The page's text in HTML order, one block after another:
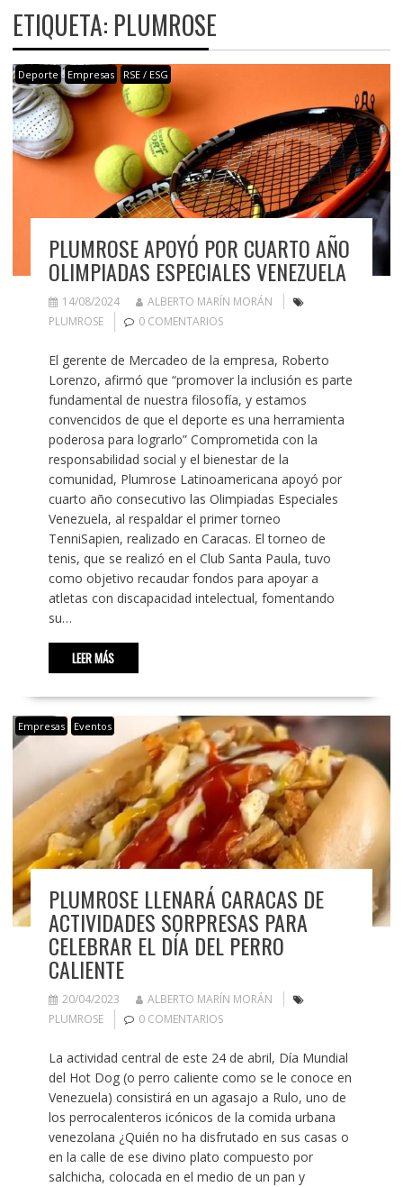
ETIQUETA: PLUMROSE
Deporte Empresas RSE / ESG
PLUMROSE APOYÓ POR CUARTO AÑO
OLIMPIADAS ESPECIALES VENEZUELA
14/08/2024
ALBERTO MARÍN MORÁN
PLUMROSE
0 COMENTARIOS
El gerente de Mercadeo de la empresa, Roberto
Lorenzo, afirmó que “promover la inclusión es parte
fundamental de nuestra filosofía, y estamos
convencidos de que el deporte es una herramienta
poderosa para lograrlo” Comprometida con la
responsabilidad social y el bienestar de la
comunidad, Plumrose Latinoamericana apoyó por
cuarto año consecutivo las Olimpiadas Especiales
Venezuela, al respaldar el primer torneo
TenniSapien, realizado en Caracas. El torneo de
tenis, que se realizó en el Club Santa Paula, tuvo
como objetivo recaudar fondos para apoyar a
atletas con discapacidad intelectual, fomentando
su…
LEER MÁS
Empresas Eventos
PLUMROSE LLENARÁ CARACAS DE
ACTIVIDADES SORPRESAS PARA
CELEBRAR EL DÍA DEL PERRO
CALIENTE
20/04/2023
ALBERTO MARÍN MORÁN
PLUMROSE
0 COMENTARIOS
La actividad central de este 24 de abril, Día Mundial
del Hot Dog (o perro caliente como se le conoce en
Venezuela) consistirá en un agasajo a Rulo, uno de
los perrocalenteros icónicos de la comida urbana
venezolana ¿Quién no ha disfrutado en sus casas o
en la calle de ese divino plato compuesto por
salchicha, colocada en el medio de un pan y